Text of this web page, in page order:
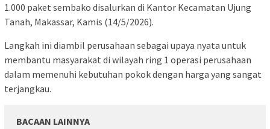
1.000 paket sembako disalurkan di Kantor Kecamatan Ujung
Tanah, Makassar, Kamis (14/5/2026).
Langkah ini diambil perusahaan sebagai upaya nyata untuk
membantu masyarakat di wilayah ring 1 operasi perusahaan
dalam memenuhi kebutuhan pokok dengan harga yang sangat
terjangkau.
BACAAN LAINNYA